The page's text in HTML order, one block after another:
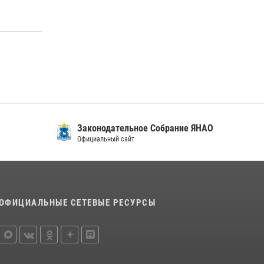
Законодательное Собрание ЯНАО
Официальный сайт
СЕТЕВЫЕ РЕСУРСЫ